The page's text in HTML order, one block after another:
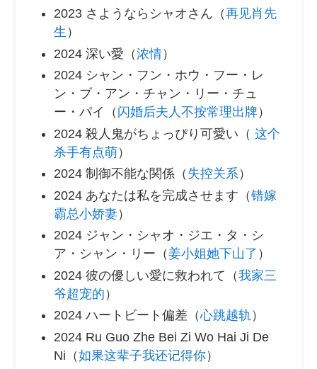
2023 さようならシャオさん（再见肖先
生 ）
2024 深い愛（浓情）
2024 シャン・フン・ホウ・フー・レ
ン・ブ・アン・チャン・リー・チュ
ー・パイ（ 闪婚后夫人不按常理出牌 ）
2024 殺人鬼がちょっぴり可愛い（ 这个
杀手有点萌）
2024 制御不能な関係（ 失控关系）
2024 あなたは私を完成させます（错嫁
霸总小娇妻）
2024 ジャン・シャオ・ジエ・タ・シ
ア・シャン・リー（姜小姐她下山了 ）
2024 彼の優しい愛に救われて（我家三
爷超宠的 ）
2024 ハートビート偏差（心跳越轨）
2024 Ru Guo Zhe Bei Zi Wo Hai Ji De
Ni（如果这辈子我还记得你）